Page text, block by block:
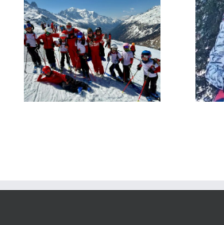
Léon Ski Compétition